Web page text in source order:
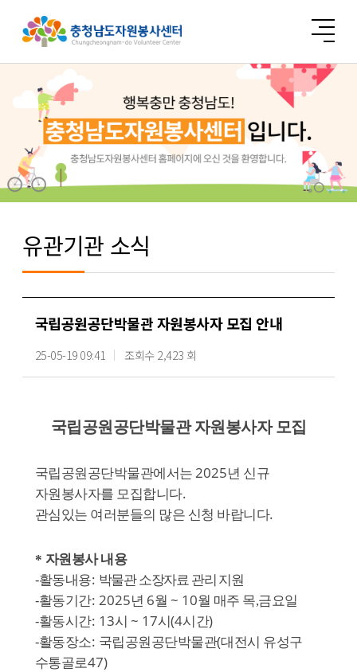
유관기관 소식
국립공원공단박물관 자원봉사자 모집 안내
25-05-19 09:41 조회수 2,423 회
국립공원공단박물관 자원봉사자 모집
국립공원공단박물관에서는2025년 신규
자원봉사자를 모집합니다.
관심있는 여러분들의 많은 신청 바랍니다.
* 자원봉사 내용
-활동내용: 박물관 소장자료 관리 지원
-활동기간: 2025년 6월 ~ 10월 매주 목,금요일
-활동시간: 13시 ~ 17시(4시간)
-활동장소: 국립공원공단박물관(대전시 유성구
수통골로47)